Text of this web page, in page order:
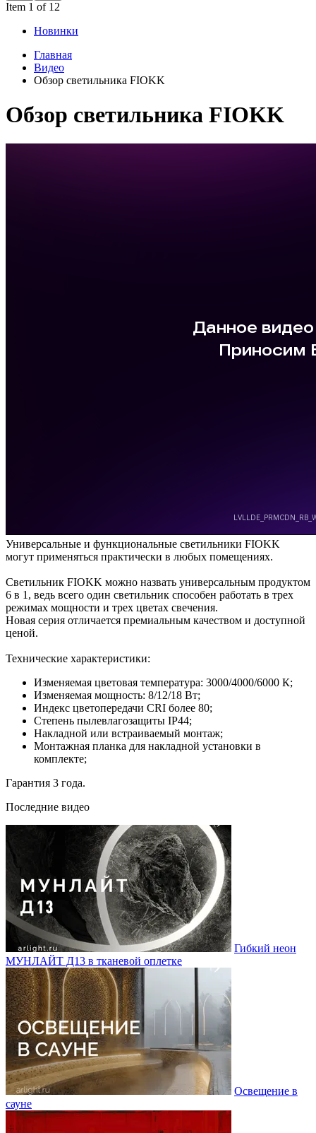
Item 1 of 12
Новинки
Главная
Видео
Обзор светильника FIOKK
Обзор светильника FIOKK
Универсальные и функциональные светильники FIOKK
могут применяться практически в любых помещениях.
Светильник FIOKK можно назвать универсальным продуктом
6 в 1, ведь всего один светильник способен работать в трех
режимах мощности и трех цветах свечения.
Новая серия отличается премиальным качеством и доступной
ценой.
Технические характеристики:
Изменяемая цветовая температура: 3000/4000/6000 К;
Изменяемая мощность: 8/12/18 Вт;
Индекс цветопередачи CRI более 80;
Степень пылевлагозащиты IP44;
Накладной или встраиваемый монтаж;
Монтажная планка для накладной установки в
комплекте;
Гарантия 3 года.
Последние видео
Гибкий неон
МУНЛАЙТ Д13 в тканевой оплетке
Освещение в
сауне